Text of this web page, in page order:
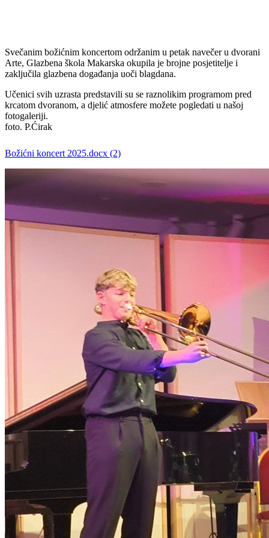
Svečanim božićnim koncertom održanim u petak navečer u dvorani
Arte, Glazbena škola Makarska okupila je brojne posjetitelje i
zaključila glazbena događanja uoči blagdana.
Učenici svih uzrasta predstavili su se raznolikim programom pred
krcatom dvoranom, a djelić atmosfere možete pogledati u našoj
fotogaleriji.
foto. P.Ćirak
Božićni koncert 2025.docx (2)